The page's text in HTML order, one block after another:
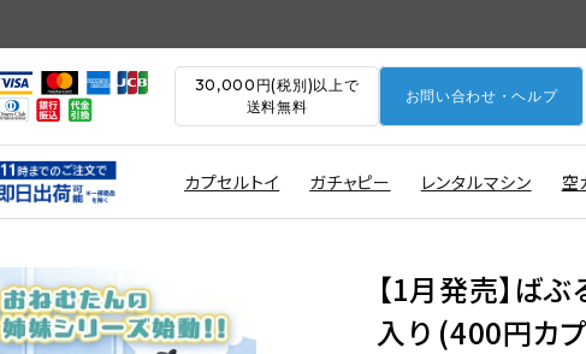
30,000円(税別)以上で
送料無料
お問い合わせ・ヘルプ
カプセルトイ ガチャピー レンタルマシン 空
【1月発売】ば
入り (400円カプ